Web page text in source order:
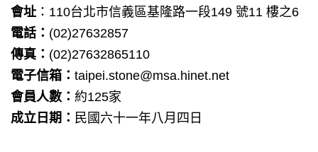
會址 ：110台北市信義區基隆路一段149 號11 樓之6
電話： (02)27632857
傳真： (02)27632865110
電子信箱： taipei.stone@msa.hinet.net
會員人數： 約125家
成立日期： 民國六十一年八月四日